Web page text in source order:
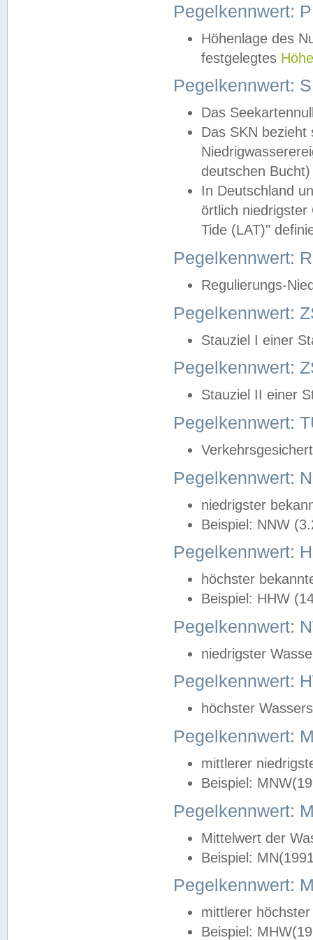
Pegelkennwert:
Höhenlage des
festgelegtes
Pegelkennwert:
Das
Das SKN
deutschen
In Deutschland
örtlich
Tide (LAT)"
Pegelkennwert:
Regulierungs-
Pegelkennwert:
Stauziel I einer
Pegelkennwert:
Stauziel II einer
Pegelkennwert:
Pegelkennwert:
niedrigster
Beispiel: NNW
Pegelkennwert:
höchster
Beispiel: HHW
Pegelkennwert:
niedrigster
Pegelkennwert:
höchster
Pegelkennwert:
mittlerer
Beispiel:
Pegelkennwert:
Mittelwert der
Beispiel:
Pegelkennwert:
mittlerer
Beispiel: